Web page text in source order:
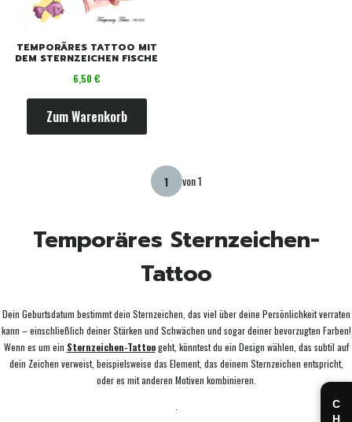
TEMPORÄRES TATTOO MIT
DEM STERNZEICHEN FISCHE
Preis
6,50 €
Zum Warenkorb
von 1
Temporäres Sternzeichen-
Tattoo
Dein Geburtsdatum bestimmt dein Sternzeichen, das viel über deine Persönlichkeit verraten
kann – einschließlich deiner Stärken und Schwächen und sogar deiner bevorzugten Farben!
Wenn es um ein Sternzeichen-Tattoogeht, könntest du ein Design wählen, das subtil auf
dein Zeichen verweist, beispielsweise das Element, das deinem Sternzeichen entspricht,
oder es mit anderen Motiven kombinieren.